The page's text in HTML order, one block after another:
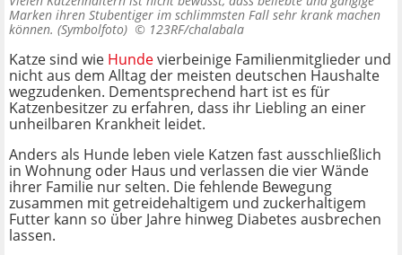
Marken ihren Stubentiger im schlimmsten Fall sehr krank machen
können. (Symbolfoto) © 123RF/chalabala
Katze sind wie Hundevierbeinige Familienmitglieder und
nicht aus dem Alltag der meisten deutschen Haushalte
wegzudenken. Dementsprechend hart ist es für
Katzenbesitzer zu erfahren, dass ihr Liebling an einer
unheilbaren Krankheit leidet.
Anders als Hunde leben viele Katzen fast ausschließlich
in Wohnung oder Haus und verlassen die vier Wände
ihrer Familie nur selten. Die fehlende Bewegung
zusammen mit getreidehaltigem und zuckerhaltigem
Futter kann so über Jahre hinweg Diabetes ausbrechen
lassen.